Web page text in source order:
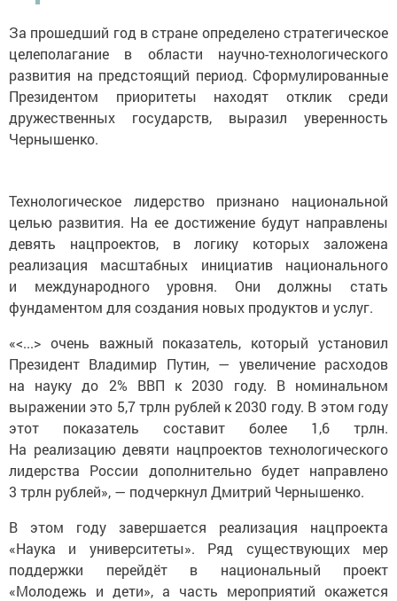
За прошедший год в стране определено стратегическое
целеполагание в области научно-технологического
развития на предстоящий период. Сформулированные
Президентом приоритеты находят отклик среди
дружественных государств, выразил уверенность
Чернышенко.
Технологическое лидерство признано национальной
целью развития. На ее достижение будут направлены
девять нацпроектов, в логику которых заложена
реализация масштабных инициатив национального
и международного уровня. Они должны стать
фундаментом для создания новых продуктов и услуг.
«<...> очень важный показатель, который установил
Президент Владимир Путин, — увеличение расходов
на науку до 2% ВВП к 2030 году. В номинальном
выражении это 5,7 трлн рублей к 2030 году. В этом году
этот показатель составит более 1,6 трлн.
На реализацию девяти нацпроектов технологического
лидерства России дополнительно будет направлено
3 трлн рублей», — подчеркнул Дмитрий Чернышенко.
В этом году завершается реализация нацпроекта
«Наука и университеты». Ряд существующих мер
поддержки перейдёт в национальный проект
«Молодежь и дети», а часть мероприятий окажется